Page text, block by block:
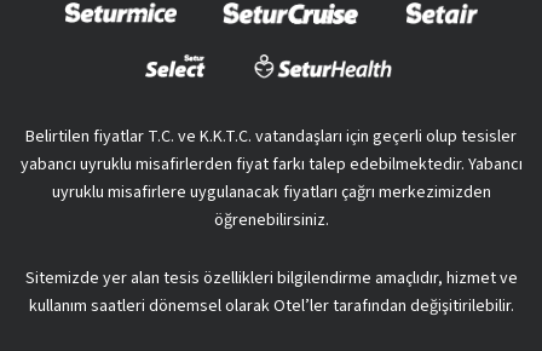
Belirtilen fiyatlar T.C. ve K.K.T.C. vatandaşları için geçerli olup tesisler
yabancı uyruklu misafirlerden fiyat farkı talep edebilmektedir. Yabancı
uyruklu misafirlere uygulanacak fiyatları çağrı merkezimizden
öğrenebilirsiniz.
Sitemizde yer alan tesis özellikleri bilgilendirme amaçlıdır, hizmet ve
kullanım saatleri dönemsel olarak Otel’ler tarafından değişitirilebilir.